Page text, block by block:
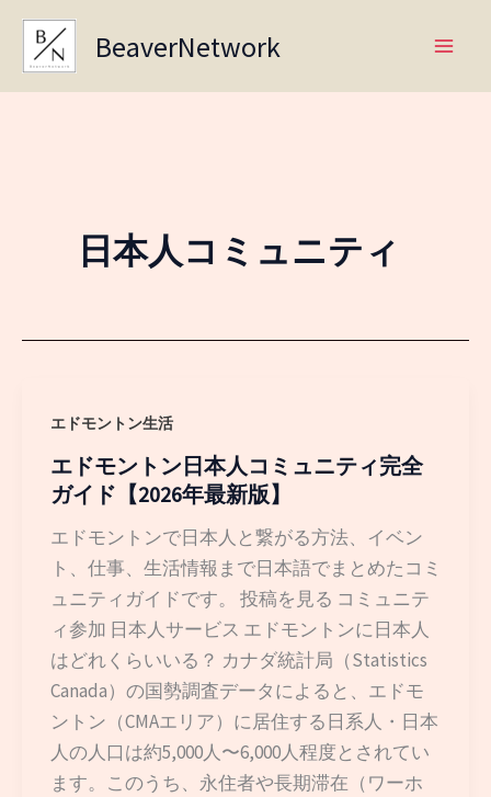
Skip
content
BeaverNetwork
日本人コミュニティ
エドモントン生活
エドモントン日本人コミュニティ完全
ガイド【2026年最新版】
エドモントンで日本人と繋がる方法、イベン
ト、仕事、生活情報まで日本語でまとめたコミ
ュニティガイドです。 投稿を見る コミュニテ
ィ参加 日本人サービス エドモントンに日本人
はどれくらいいる？ カナダ統計局（Statistics
Canada）の国勢調査データによると、エドモ
ントン（CMAエリア）に居住する日系人・日本
人の人口は約5,000人〜6,000人程度とされてい
ます。このうち、永住者や長期滞在（ワーホ